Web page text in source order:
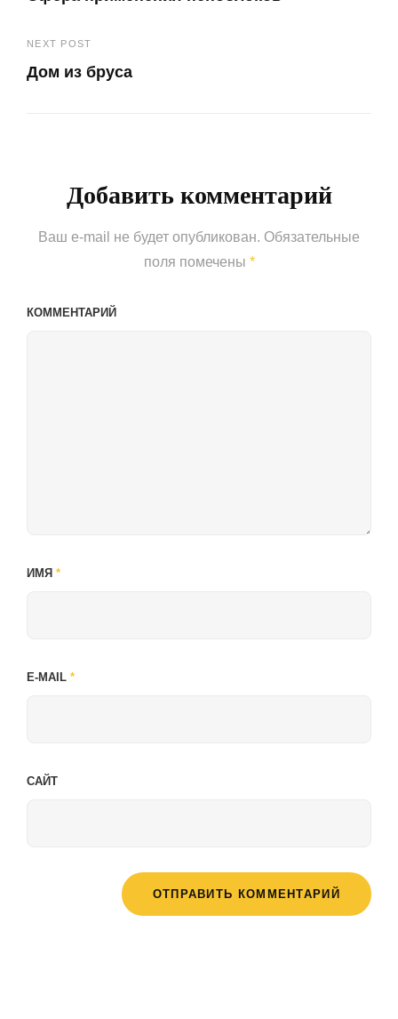
по
записям
Post
NEXT POST
Дом из бруса
Добавить комментарий
Ваш e-mail не будет опубликован. Обязательные
поля помечены *
КОММЕНТАРИЙ
ИМЯ *
E-MAIL *
САЙТ